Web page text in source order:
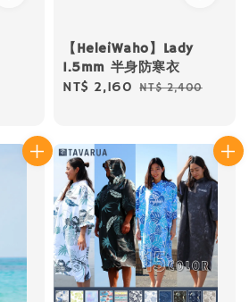
【HeleiWaho】Lady
1.5mm 半身防寒衣
Sale
NT$ 2,160 Regular
NT$ 2,400